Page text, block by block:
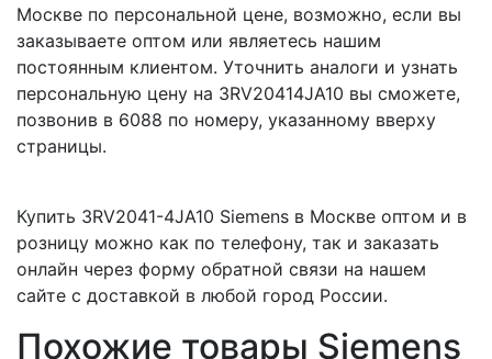
Москве по персональной цене, возможно, если вы
заказываете оптом или являетесь нашим
постоянным клиентом. Уточнить аналоги и узнать
персональную цену на 3RV20414JA10 вы сможете,
позвонив в 6088 по номеру, указанному вверху
страницы.
Купить 3RV2041-4JA10 Siemens в Москве оптом и в
розницу можно как по телефону, так и заказать
онлайн через форму обратной связи на нашем
сайте с доставкой в любой город России.
Похожие товары Siemens